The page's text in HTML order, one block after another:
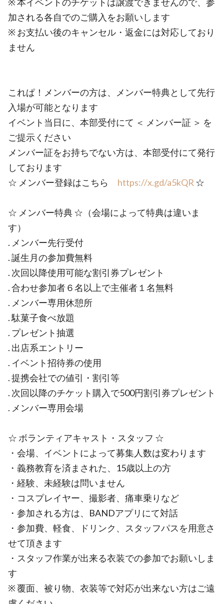
加される各自でのご購入をお願いします
※ お支払い後のキャンセル・返金には対応しており
ません
これぱ！メンバーの方は、メンバー特典として先行
入場が可能となります
イベント当日に、本部受付にて ＜ メンバー証 ＞ を
ご提示ください
メンバー証をお持ちでない方は、本部受付にて発行
しております
☆ メンバー登録はこちら https://x.gd/a5kQR ☆
☆ メンバー特典 ☆（会場によって特典は違いま
す）
. メンバー先行受付
. 誕生月の参加費無料
. 次回以降使用可能な割引券プレゼント
. 合わせ参加者６名以上で主催者１名無料
. メンバー専用休憩所
. 駄菓子食べ放題
. プレゼント抽選
. 出店系エントリー
. イベント招待券の使用
. 提携会社での値引・割引等
. 次回以降のチケット購入で500円割引券プレゼント
. メンバー専用会場
☆ ボランティアキャスト・スタッフ ☆
・会場、イベントによって募集人数は変わります
・義務教育を済まされた、15歳以上の方
・経験、未経験は問いません
・コスプレイヤー、撮影者、痛車乗りなど
・参加される方は、BANDアプリにて対話
・参加費、軽食、ドリンク、スタッフパスを用意さ
せて頂きます
・スタッフ作業が出来る衣装での参加でお願いしま
す
※ 覆面、被り物、衣装等で対応が出来ない方はご遠